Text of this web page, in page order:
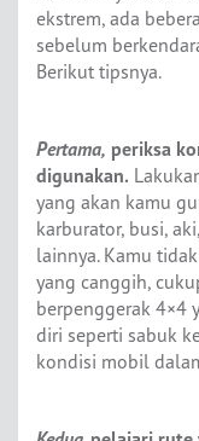
ekstrem, ada
sebelum
Berikut tipsnya.
Pertama, periksa
digunakan.
yang akan kamu
karburator, busi,
lainnya. Kamu
yang canggih,
berpenggerak 4×4
diri seperti sabuk
kondisi mobil